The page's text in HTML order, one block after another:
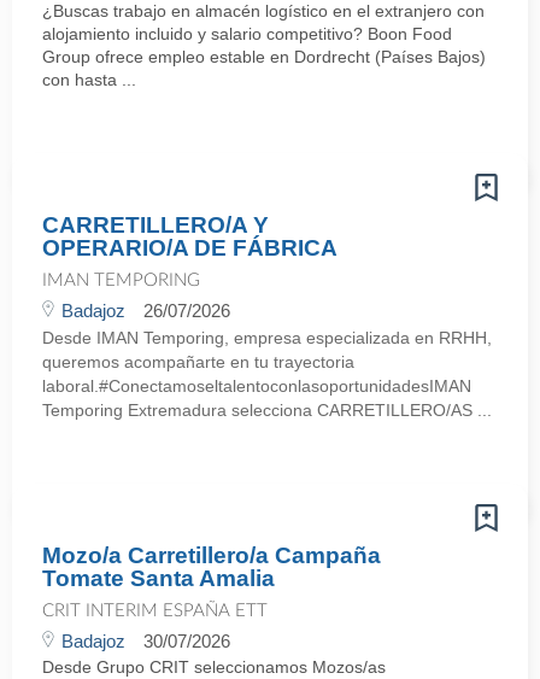
¿Buscas trabajo en almacén logístico en el extranjero con
alojamiento incluido y salario competitivo? Boon Food
Group ofrece empleo estable en Dordrecht (Países Bajos)
con hasta ...
CARRETILLERO/A Y
OPERARIO/A DE FÁBRICA
IMAN TEMPORING
Badajoz 26/07/2026
Desde IMAN Temporing, empresa especializada en RRHH,
queremos acompañarte en tu trayectoria
laboral.#ConectamoseltalentoconlasoportunidadesIMAN
Temporing Extremadura selecciona CARRETILLERO/AS ...
Mozo/a Carretillero/a Campaña
Tomate Santa Amalia
CRIT INTERIM ESPAÑA ETT
Badajoz 30/07/2026
Desde Grupo CRIT seleccionamos Mozos/as